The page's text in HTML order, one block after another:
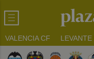
VALENCIA CF LEVANTE